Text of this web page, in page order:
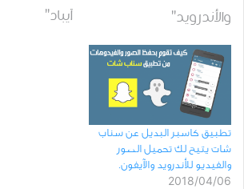
والأندرويد"
آيباد"
تطبيق كاسبر البديل عن سناب
شات يتيح لك تحميل الصور
والفيديو للأندرويد والآيفون.
2018/04/06